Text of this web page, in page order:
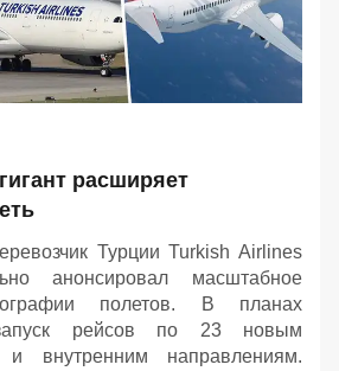
расширяет
Турции Turkish Airlines
анонсировал масштабное
полетов. В планах
рейсов по 23 новым
и внутренним направлениям.